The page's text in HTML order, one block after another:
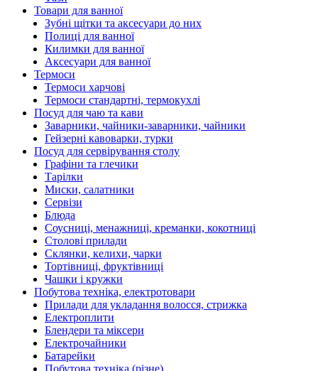
Товари для ванної
Зубні щітки та аксесуари до них
Полиці для ванної
Килимки для ванної
Аксесуари для ванної
Термоси
Термоси харчові
Термоси стандартні, термокухлі
Посуд для чаю та кави
Заварники, чайники-заварники, чайники
Гейзерні кавоварки, турки
Посуд для сервірування столу
Графіни та глечики
Тарілки
Миски, салатники
Сервізи
Блюда
Соусниці, менажниці, креманки, кокотниці
Столові прилади
Склянки, келихи, чарки
Тортівниці, фруктівниці
Чашки і кружки
Побутова техніка, електротовари
Прилади для укладання волосся, стрижка
Електроплити
Блендери та міксери
Електрочайники
Батарейки
Побутова техніка (різне)